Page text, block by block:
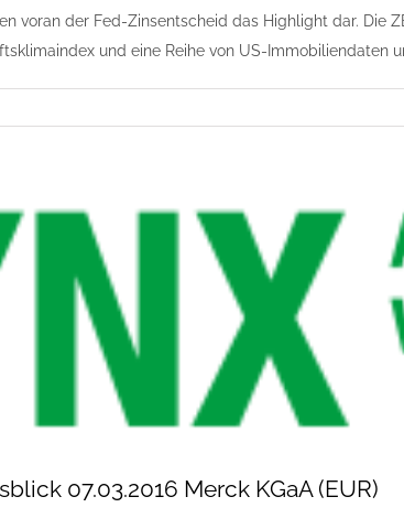
voran der Fed-Zinsentscheid das Highlight dar. Die
und eine Reihe von US-Immobiliendaten
07.03.2016 Merck KGaA (EUR)